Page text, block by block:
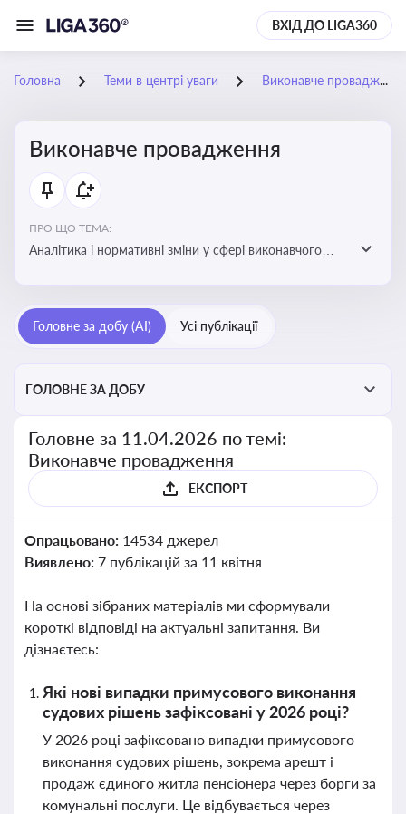
ВХІД ДО LIGA360
Головна Теми в центрі уваги Виконавче провадження
Виконавче провадження
ПРО ЩО ТЕМА:
Аналітика і нормативні зміни у сфері виконавчого
завершенню проваджень, діяльності державних і
приватних виконавців
Головне за добу (AI) Усі публікації
ГОЛОВНЕ ЗА ДОБУ
Головне за 11.04.2026 по темі:
Виконавче провадження
ЕКСПОРТ
Опрацьовано: 14534 джерел
Виявлено: 7 публікацій за 11 квітня
На основі зібраних матеріалів ми сформували
короткі відповіді на актуальні запитання. Ви
дізнаєтесь:
Які нові випадки примусового виконання
судових рішень зафіксовані у 2026 році?
У 2026 році зафіксовано випадки примусового
виконання судових рішень, зокрема арешт і
продаж єдиного житла пенсіонера через борги за
комунальні послуги. Це відбувається через